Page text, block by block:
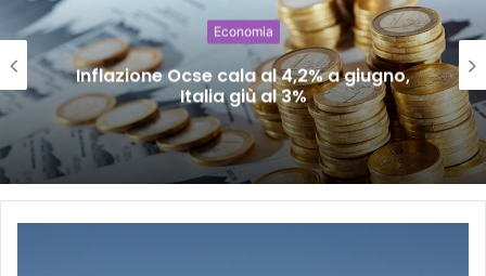
Economia
Inflazione Ocse cala al 4,2% a giugno,
Italia giù al 3%